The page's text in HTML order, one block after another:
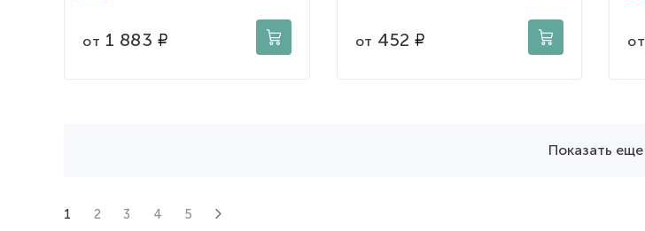
от 1 883 от 452 от
Показать еще
1 2 3 4 5